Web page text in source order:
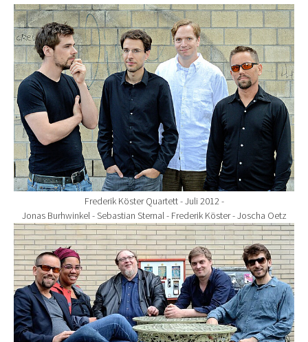
Show larger version for:
Frederik Köster Quartett - Juli 2012 -
Jonas Burhwinkel - Sebastian Sternal - Frederik Köster - Joscha Oetz
Show larger version for: